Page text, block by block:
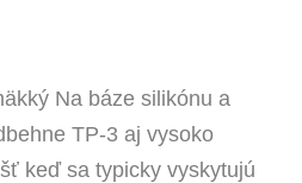
Na báze silikónu a
TP-3 aj vysoko
keď sa typicky vyskytujú